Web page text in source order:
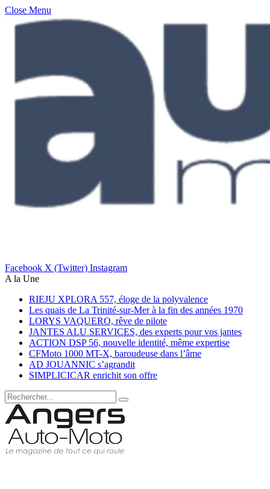
Close Menu
Facebook X (Twitter) Instagram
A la Une
RIEJU XPLORA 557, éloge de la polyvalence
Les quais de La Trinité-sur-Mer à la fin des années 1970
LORYS VAQUERO, rêve de pilote
JANTES ALU SERVICES, des experts pour vos jantes
ACTION DSP 56, nouvelle identité, même expertise
CFMoto 1000 MT-X, baroudeuse dans l’âme
AD JOUANNIC s’agrandit
SIMPLICICAR enrichit son offre